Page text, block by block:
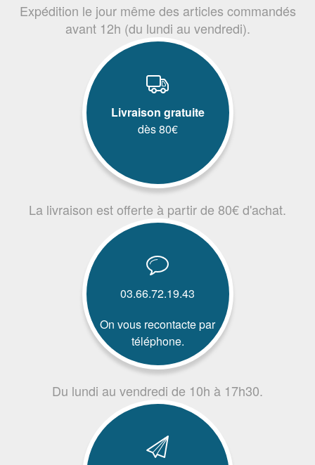
Expédition le jour même des articles commandés
avant 12h (du lundi au vendredi).
Livraison gratuite
dès 80€
La livraison est offerte à partir de 80€ d'achat.
03.66.72.19.43
On vous recontacte par
téléphone.
Du lundi au vendredi de 10h à 17h30.